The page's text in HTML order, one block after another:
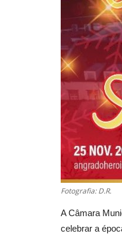
Fotografia: D.R.
A Câmara
celebrar a